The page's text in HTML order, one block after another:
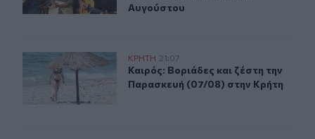
Αυγούστου
Καιρός: Βοριάδες και ζέστη την Παρασκευή (07/08)
ΚΡΗΤΗ 21:07
Καιρός: Βοριάδες και ζέστη την
Καιρός: Βοριάδες και ζέστη την
Παρασκευή (07/08) στην Κρήτη